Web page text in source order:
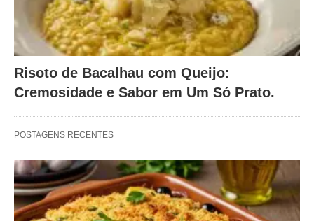
Risoto de Bacalhau com Queijo:
Cremosidade e Sabor em Um Só Prato.
POSTAGENS RECENTES